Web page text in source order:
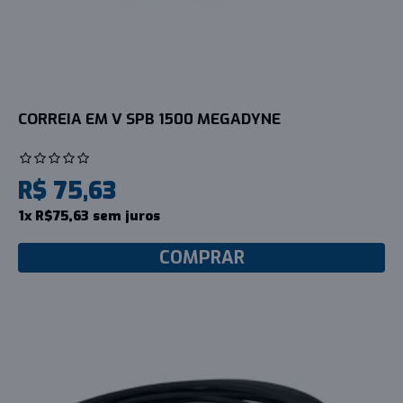
CORREIA EM V SPB 1500 MEGADYNE
R$ 75,63
1x R$75,63 sem juros
COMPRAR